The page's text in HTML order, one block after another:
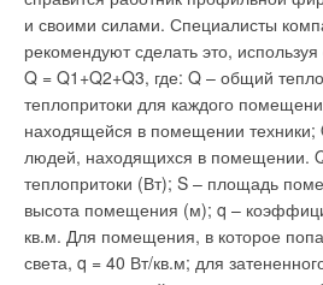
и своими силами. Специалисты
рекомендуют сделать это,
Q = Q1+Q2+Q3, где: Q – общий
теплопритоки для каждого
находящейся в помещении техники;
людей, находящихся в помещении.
теплопритоки (Вт); S – площадь
высота помещения (м); q –
кв.м. Для помещения, в которое
света, q = 40 Вт/кв.м; для
генерального директора по
ОАО «МОЭК» рассказал о создании
автоматизированной системы
объединенной энергетической
он подробно охарактеризовал все
внедрения и развития
преимущества по сравнению с
технологиями. «Внедрение
технологий повышает прозрачность
исключительную инвестиционную
продукция «Made in Germany», уже в
Vaillant размещает свой стенд.
auroTHERM, мультинакопитель
— новинки, с которыми ознакомился
стенда Vaillant. Кроме этого, на
тепловой насос geoTHERM,
автоматические регуляторы
коммуникации через интернет
обо всём представленном
получить как у сотрудников стенда,
части населенных пунктов района.
края Алексей Кузьмицкий отметил,
исландской стороны по обеспечению
недорогого теплоснабжения
реально для воплощения. В
работу на Камчатке, входили
занимающихся исследованием
строительством и эксплуатацией
работающих на тепле земли, а
кругов Исландии.